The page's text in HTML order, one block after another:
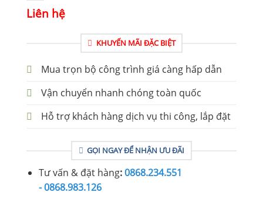
Liên hệ
KHUYẾN MÃI ĐẶC BIỆT
Mua trọn bộ công trình giá càng hấp dẫn
Vận chuyển nhanh chóng toàn quốc
Hỗ trợ khách hàng dịch vụ thi công, lắp đặt
GỌI NGAY ĐỂ NHẬN ƯU ĐÃI
Tư vấn & đặt hàng:0868.234.551
- 0868.983.126